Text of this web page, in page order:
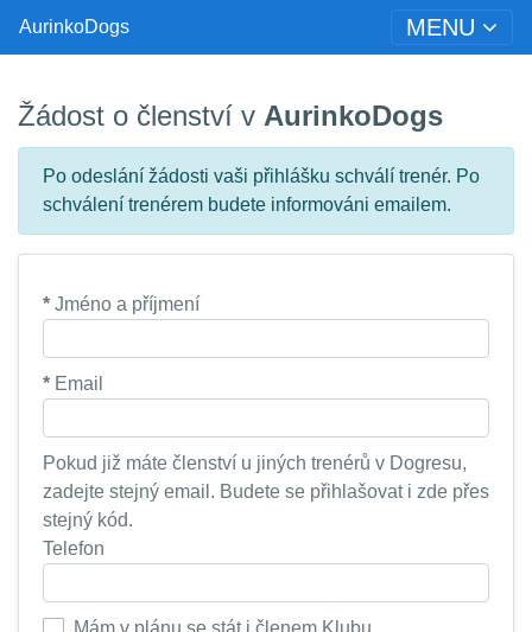
AurinkoDogs MENU
Žádost o členství v AurinkoDogs
Po odeslání žádosti vaši přihlášku schválí trenér. Po
schválení trenérem budete informováni emailem.
* Jméno a příjmení
* Email
Pokud již máte členství u jiných trenérů v Dogresu,
zadejte stejný email. Budete se přihlašovat i zde přes
stejný kód.
Telefon
Mám v plánu se stát i členem Klubu